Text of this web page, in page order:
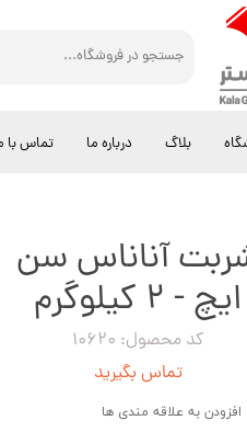
بلاگ درباره ما تماس با نوشیدنی شربت آناناس سن ایچ - 2 کیلوگرم
آناناس سن
ایچ - 2 کیلوگرم
کد محصول: 10620
تماس بگیرید
افزودن به علاقه مندی ها